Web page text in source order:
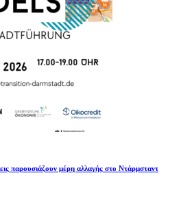
παρουσιάζουν μέρη αλλαγής στο Ντάρμσταντ